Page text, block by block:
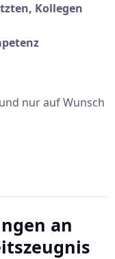
Kollegen
nur auf Wunsch
an